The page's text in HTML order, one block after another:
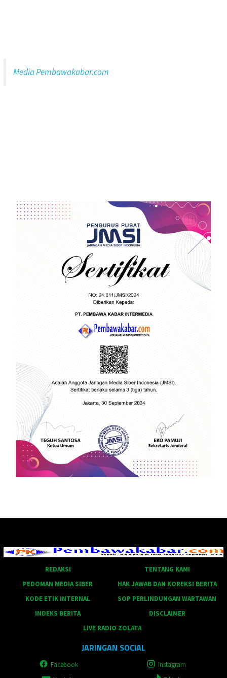
Media Pembawakabar.com
REDAKSI
TENTANG KAMI
PEDOMAN MEDIA SIBER
HAK JAWAB DAN KOREKSI BERITA
KODE ETIK INTERNAL
SOP PERLINDUNGAN WARTAWAN
INDEKS BERITA
DISCLAIMER
LIVE RADIO ZOLATA
JARINGAN SOCIAL
Facebook
Instagram